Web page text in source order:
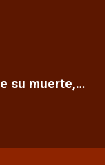
su muerte,…